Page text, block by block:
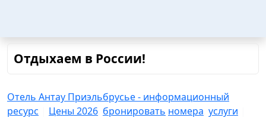
Отдыхаем в России!
Отель Антау Приэльбрусье - информационный
ресурс
Цены 2026 бронировать номера услуги